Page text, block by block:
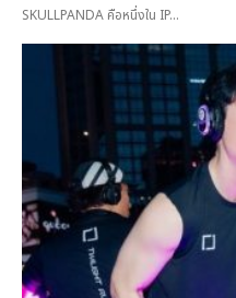
SKULLPANDA คือหนึ่งใน IP...